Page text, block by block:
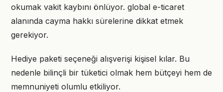
okumak vakit kaybını önlüyor. global e-ticaret
alanında cayma hakkı sürelerine dikkat etmek
gerekiyor.
Hediye paketi seçeneği alışverişi kişisel kılar. Bu
nedenle bilinçli bir tüketici olmak hem bütçeyi hem de
memnuniyeti olumlu etkiliyor.